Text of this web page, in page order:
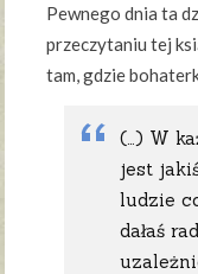
Pewnego dnia ta
przeczytaniu tej
tam, gdzie
(…) W
jest
ludzie
dałaś